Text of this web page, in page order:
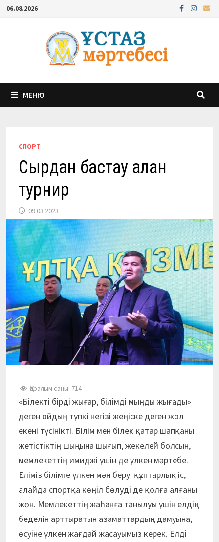
Перейти
содержимому
06.08.2026
МЕНЮ
СПОРТ
Сырдан бастау алған
турнир
09.03.2023
Қаралым саны: 714
«Білекті бірді жығар, білімді мыңды жығады»
деген ойдың түпкі негізі жеңіске деген жол
екені түсінікті. Білім мен білек қатар шапқаны
жетістіктің шыңына шығып, жекелей болсын,
мемлекеттің имиджі үшін де үлкен мәртебе.
Еліміз білімге үлкен мән беруі құптарлық іс,
алайда спортқа көңіл бөлуді де қолға алғаны
жөн. Мемлекеттің жаһанға танылуы үшін елдің
беделін арттыратын азаматтардың дамуына,
өсуіне үлкен жағдай жасауымыз керек. Елді